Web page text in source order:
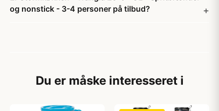
og nonstick - 3-4 personer på tilbud?
Du er måske interesseret i